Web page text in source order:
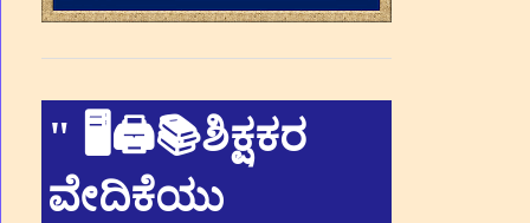
" 🖥🖨📚ಶಿಕ್ಷಕರ
ವೇದಿಕೆಯು